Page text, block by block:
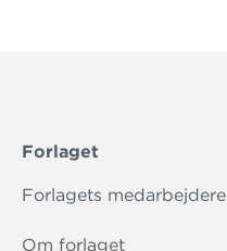
Forlaget
Forlagets medarbejdere
Om forlaget